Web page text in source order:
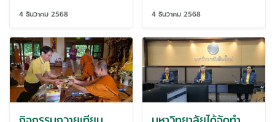
4 ธันวาคม 2568 4 ธันวาคม 2568
กิจกรรมถวายเทียน
มหาวิทยาลัยได้จัดทำ